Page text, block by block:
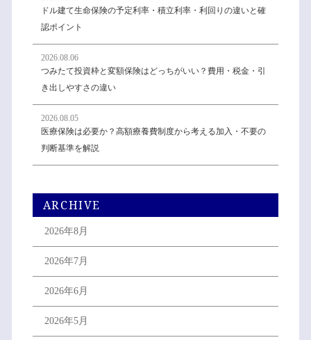
ドル建て生命保険の予定利率・積立利率・利回りの違いと確
認ポイント
2026.08.06
つみたて投資枠と変額保険はどっちがいい？費用・税金・引
き出しやすさの違い
2026.08.05
医療保険は必要か？高額療養費制度から考える加入・不要の
判断基準を解説
ARCHIVE
2026年8月
2026年7月
2026年6月
2026年5月